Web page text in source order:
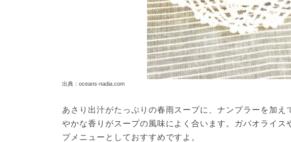
出典：oceans-nadia.com
あさり出汁がたっぷりの春雨スープに、ナンプラーを加え
やかな香りがスープの風味によく合います。ガパオライス
プメニューとしておすすめですよ。